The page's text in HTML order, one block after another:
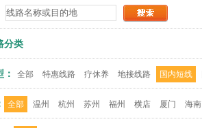
分类
全部 特惠线路 疗休养 地接线路 国内短线
全部 温州 杭州 苏州 福州 横店 厦门 海南